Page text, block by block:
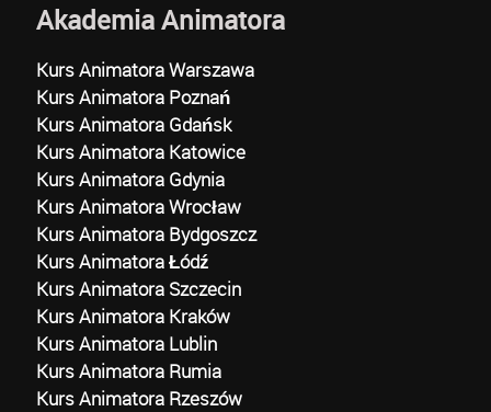
Akademia Animatora
Kurs Animatora Warszawa
Kurs Animatora Poznań
Kurs Animatora Gdańsk
Kurs Animatora Katowice
Kurs Animatora Gdynia
Kurs Animatora Wrocław
Kurs Animatora Bydgoszcz
Kurs Animatora Łódź
Kurs Animatora Szczecin
Kurs Animatora Kraków
Kurs Animatora Lublin
Kurs Animatora Rumia
Kurs Animatora Rzeszów